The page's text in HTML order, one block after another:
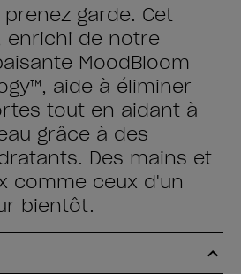
garde. Cet
enrichi de notre
MoodBloom
aide à éliminer
tout en aidant à
grâce à des
Des mains et
comme ceux d'un
bientôt.